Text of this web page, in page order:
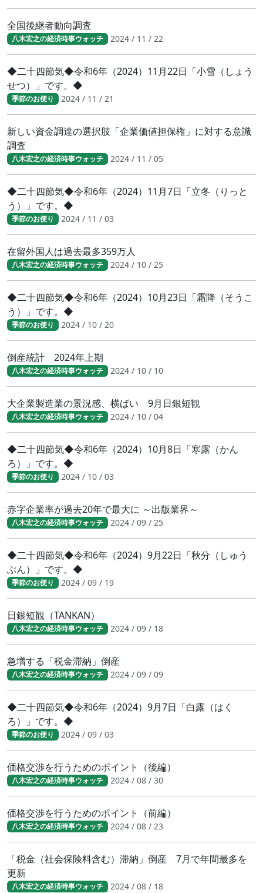
全国後継者動向調査
八木宏之の経済時事ウォッチ 2024 / 11 / 22
◆二十四節気◆令和6年（2024）11月22日「小雪（しょう
せつ）」です。◆
季節のお便り 2024 / 11 / 21
新しい資金調達の選択肢「企業価値担保権」に対する意識
調査
八木宏之の経済時事ウォッチ 2024 / 11 / 05
◆二十四節気◆令和6年（2024）11月7日「立冬（りっと
う）」です。◆
季節のお便り 2024 / 11 / 03
在留外国人は過去最多359万人
八木宏之の経済時事ウォッチ 2024 / 10 / 25
◆二十四節気◆令和6年（2024）10月23日「霜降（そうこ
う）」です。◆
季節のお便り 2024 / 10 / 20
倒産統計 2024年上期
八木宏之の経済時事ウォッチ 2024 / 10 / 10
大企業製造業の景況感、横ばい 9月日銀短観
八木宏之の経済時事ウォッチ 2024 / 10 / 04
◆二十四節気◆令和6年（2024）10月8日「寒露（かん
ろ）」です。◆
季節のお便り 2024 / 10 / 03
赤字企業率が過去20年で最大に ～出版業界～
八木宏之の経済時事ウォッチ 2024 / 09 / 25
◆二十四節気◆令和6年（2024）9月22日「秋分（しゅう
ぶん）」です。◆
季節のお便り 2024 / 09 / 19
日銀短観（TANKAN）
八木宏之の経済時事ウォッチ 2024 / 09 / 18
急増する「税金滞納」倒産
八木宏之の経済時事ウォッチ 2024 / 09 / 09
◆二十四節気◆令和6年（2024）9月7日「白露（はく
ろ）」です。◆
季節のお便り 2024 / 09 / 03
価格交渉を行うためのポイント（後編）
八木宏之の経済時事ウォッチ 2024 / 08 / 30
価格交渉を行うためのポイント（前編）
八木宏之の経済時事ウォッチ 2024 / 08 / 23
「税金（社会保険料含む）滞納」倒産 7月で年間最多を
更新
八木宏之の経済時事ウォッチ 2024 / 08 / 18